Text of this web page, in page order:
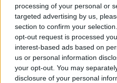
processing of your personal or
targeted advertising by us,
section to confirm your
opt-out request is processed
interest-based ads based on
us or personal information
your opt-out. You may
disclosure of your personal